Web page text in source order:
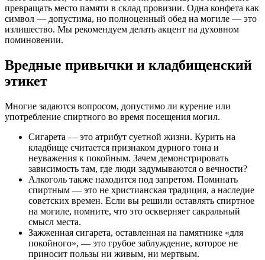
превращать место памяти в склад провизии. Одна конфета как
символ — допустима, но полноценный обед на могиле — это
излишество. Мы рекомендуем делать акцент на духовном
поминовении.
Вредные привычки и кладбищенский
этикет
Многие задаются вопросом, допустимо ли курение или
употребление спиртного во время посещения могил.
Сигарета — это атрибут суетной жизни. Курить на
кладбище считается признаком дурного тона и
неуважения к покойным. Зачем демонстрировать
зависимость там, где люди задумываются о вечности?
Алкоголь также находится под запретом. Поминать
спиртным — это не христианская традиция, а наследие
советских времен. Если вы решили оставлять спиртное
на могиле, помните, что это оскверняет сакральный
смысл места.
Зажженная сигарета, оставленная на памятнике «для
покойного», — это грубое заблуждение, которое не
приносит пользы ни живым, ни мертвым.